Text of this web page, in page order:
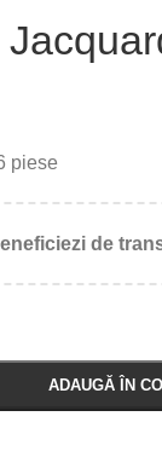
piese
de
ADAUGĂ ÎN